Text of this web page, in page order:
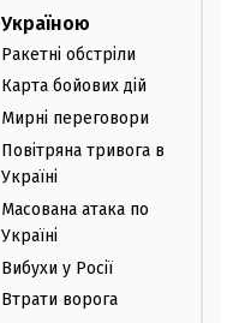
Україною
Ракетні обстріли
Карта бойових дій
Мирні переговори
Повітряна тривога в
Україні
Масована атака по
Україні
Вибухи у Росії
Втрати ворога